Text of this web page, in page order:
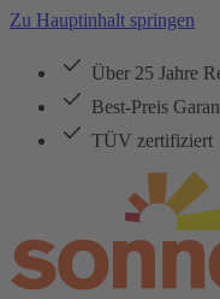
Zu Hauptinhalt springen
Über 25 Jahre
Best-Preis
TÜV zertifiziert